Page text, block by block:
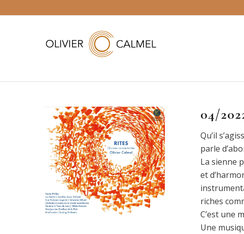
04/
Qu’il
parle
La sienne
et
riches
C’est une
Une